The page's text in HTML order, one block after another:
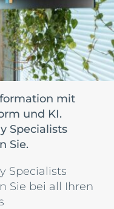
mit
und KI.
Specialists
Sie.
Specialists
Sie bei all Ihren